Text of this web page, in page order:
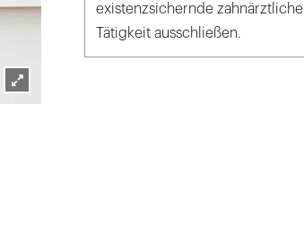
Lightbox
existenzsichernde zahnärztliche
Tätigkeit ausschließen.